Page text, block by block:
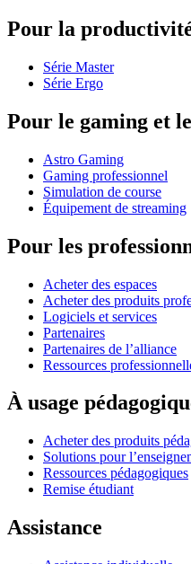
Pour la
Série Master
Série Ergo
Pour le gaming et
Astro Gaming
Gaming professionnel
Simulation de course
Équipement de streaming
Pour les
Acheter des espaces
Acheter des produits
Logiciels et services
Partenaires
Partenaires de l’alliance
Ressources
À usage
Acheter des produits
Solutions pour
Ressources pédagogiques
Remise étudiant
Assistance